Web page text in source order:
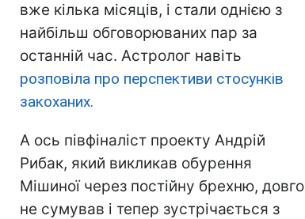
вже кілька місяців, і стали однією з
найбільш обговорюваних пар за
останній час. Астролог навіть
розповіла про перспективи стосунків
закоханих.
А ось півфіналіст проекту Андрій
Рибак, який викликав обурення
Мішиної через постійну брехню, довго
не сумував і тепер зустрічається з